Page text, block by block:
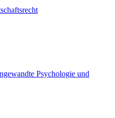
Psychologie und